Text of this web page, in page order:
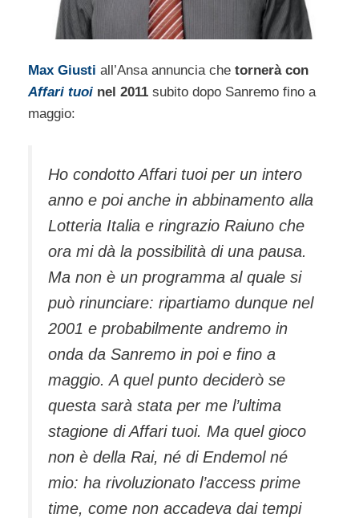
Max Giusti all’Ansa annuncia che tornerà con
Affari tuoi nel 2011 subito dopo Sanremo fino a
maggio:
Ho condotto Affari tuoi per un intero
anno e poi anche in abbinamento alla
Lotteria Italia e ringrazio Raiuno che
ora mi dà la possibilità di una pausa.
Ma non è un programma al quale si
può rinunciare: ripartiamo dunque nel
2001 e probabilmente andremo in
onda da Sanremo in poi e fino a
maggio. A quel punto deciderò se
questa sarà stata per me l’ultima
stagione di Affari tuoi. Ma quel gioco
non è della Rai, né di Endemol né
mio: ha rivoluzionato l’access prime
time, come non accadeva dai tempi